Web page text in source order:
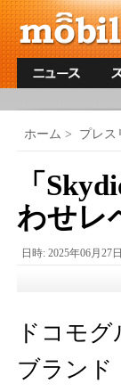
ホーム > プレス
「
わせレ
日時: 2025年06月27
ドコモ
ブランド